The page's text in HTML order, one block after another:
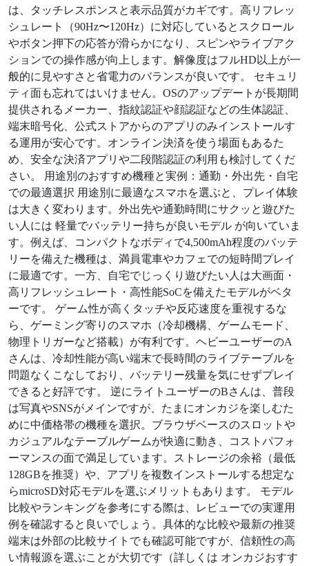
は、タッチレスポンスと表示品質がカギです。高リフレッ
シュレート（90Hz〜120Hz）に対応しているとスクロール
やボタン押下の応答が滑らかになり、スピンやライブアク
ションでの操作感が向上します。解像度はフルHD以上が一
般的に見やすさと省電力のバランスが良いです。 セキュリ
ティ面も忘れてはいけません。OSのアップデートが長期間
提供されるメーカー、指紋認証や顔認証などの生体認証、
端末暗号化、公式ストアからのアプリのみインストールす
る運用が安心です。オンライン決済を使う場面もあるた
め、安全な決済アプリや二段階認証の利用も検討してくだ
さい。 用途別のおすすめ機種と実例：通勤・外出先・自宅
での最適選択 用途別に最適なスマホを選ぶと、プレイ体験
は大きく変わります。外出先や通勤時間にサクッと遊びた
い人には 軽量でバッテリー持ちが良いモデル が向いていま
す。例えば、コンパクトなボディで4,500mAh程度のバッテ
リーを備えた機種は、満員電車やカフェでの短時間プレイ
に最適です。一方、自宅でじっくり遊びたい人は大画面・
高リフレッシュレート・高性能SoCを備えたモデルがベタ
ーです。 ゲーム性が高くタッチや反応速度を重視するな
ら、ゲーミング寄りのスマホ（冷却機構、ゲームモード、
物理トリガーなど搭載）が有利です。ヘビーユーザーのA
さんは、冷却性能が高い端末で長時間のライブテーブルを
問題なくこなしており、バッテリー残量を気にせずプレイ
できると好評です。 逆にライトユーザーのBさんは、普段
は写真やSNSがメインですが、たまにオンカジを楽しむた
めに中価格帯の機種を選択。ブラウザベースのスロットや
カジュアルなテーブルゲームが快適に動き、コストパフォ
ーマンスの面で満足しています。ストレージの余裕（最低
128GBを推奨）や、アプリを複数インストールする想定な
らmicroSD対応モデルを選ぶメリットもあります。 モデル
比較やランキングを参考にする際は、レビューでの実運用
例を確認すると良いでしょう。具体的な比較や最新の推奨
端末は外部の比較サイトでも確認可能ですが、信頼性の高
い情報源を選ぶことが大切です（詳しくは オンカジおすす